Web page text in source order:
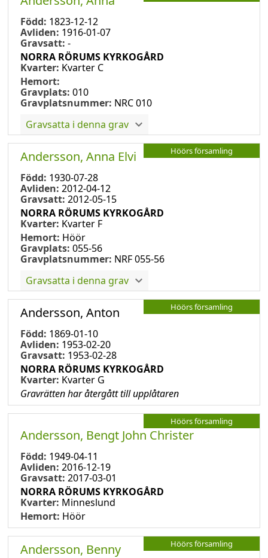
Född: 1823-12-12
Avliden: 1916-01-07
Gravsatt: -
NORRA RÖRUMS KYRKOGÅRD
Kvarter: Kvarter C
Hemort:
Gravplats: 010
Gravplatsnummer: NRC 010
Gravsatta i denna grav
Höörs församling
Andersson, Anna Elvi
Född: 1930-07-28
Avliden: 2012-04-12
Gravsatt: 2012-05-15
NORRA RÖRUMS KYRKOGÅRD
Kvarter: Kvarter F
Hemort: Höör
Gravplats: 055-56
Gravplatsnummer: NRF 055-56
Gravsatta i denna grav
Höörs församling
Andersson, Anton
Född: 1869-01-10
Avliden: 1953-02-20
Gravsatt: 1953-02-28
NORRA RÖRUMS KYRKOGÅRD
Kvarter: Kvarter G
Gravrätten har återgått till upplåtaren
Höörs församling
Andersson, Bengt John Christer
Född: 1949-04-11
Avliden: 2016-12-19
Gravsatt: 2017-03-01
NORRA RÖRUMS KYRKOGÅRD
Kvarter: Minneslund
Hemort: Höör
Höörs församling
Andersson, Benny